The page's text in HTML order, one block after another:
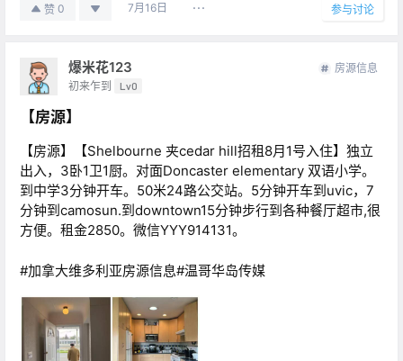
赞 0 7月16日 参与讨论
爆米花123
初来乍到 Lv0
房源信息
【房源】
【房源】【Shelbourne 夹cedar hill招租8月1号入住】独立
出入，3卧1卫1厨。对面Doncaster elementary 双语小学。
到中学3分钟开车。50米24路公交站。5分钟开车到uvic，7
分钟到camosun.到downtown15分钟步行到各种餐厅超市,很
方便。租金2850。微信YYY914131。
#加拿大维多利亚房源信息#温哥华岛传媒